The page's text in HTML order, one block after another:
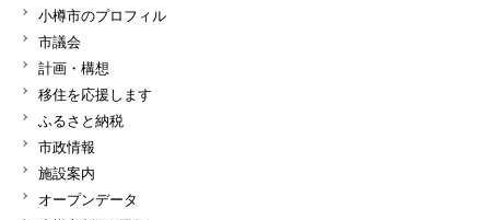
小樽市のプロフィル
市議会
計画・構想
移住を応援します
ふるさと納税
市政情報
施設案内
オープンデータ